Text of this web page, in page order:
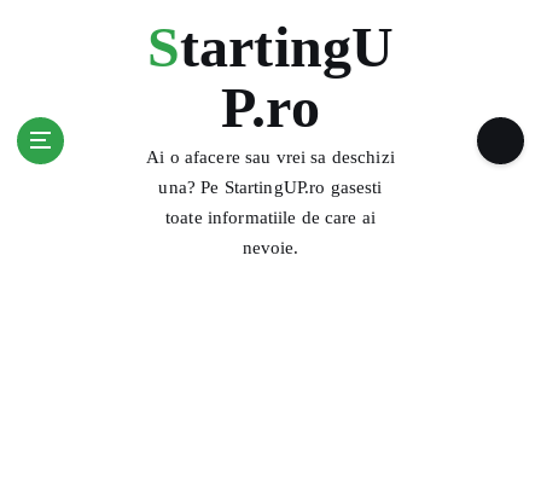
StartingU
P.ro
Ai o afacere sau vrei sa deschizi
una? Pe StartingUP.ro gasesti
toate informatiile de care ai
nevoie.